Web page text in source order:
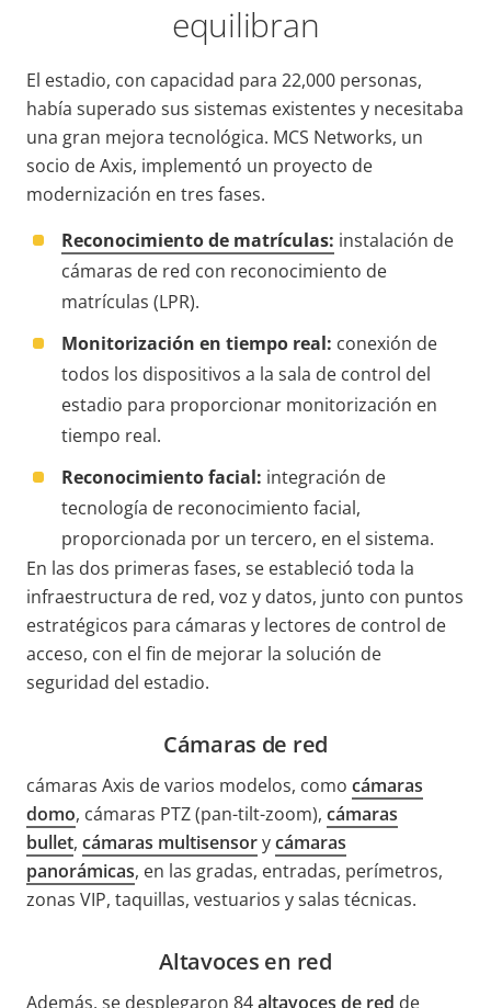
equilibran
El estadio, con capacidad para 22,000 personas,
había superado sus sistemas existentes y necesitaba
una gran mejora tecnológica. MCS Networks, un
socio de Axis, implementó un proyecto de
modernización en tres fases.
Reconocimiento de matrículas: instalación de
cámaras de red con reconocimiento de
matrículas (LPR).
Monitorización en tiempo real: conexión de
todos los dispositivos a la sala de control del
estadio para proporcionar monitorización en
tiempo real.
Reconocimiento facial: integración de
tecnología de reconocimiento facial,
proporcionada por un tercero, en el sistema.
En las dos primeras fases, se estableció toda la
infraestructura de red, voz y datos, junto con puntos
estratégicos para cámaras y lectores de control de
acceso, con el fin de mejorar la solución de
seguridad del estadio.
Cámaras de red
cámaras Axis de varios modelos, como cámaras
domo, cámaras PTZ (pan-tilt-zoom), cámaras
bullet, cámaras multisensorycámaras
panorámicas, en las gradas, entradas, perímetros,
zonas VIP, taquillas, vestuarios y salas técnicas.
Altavoces en red
Además, se desplegaron 84altavoces de red de